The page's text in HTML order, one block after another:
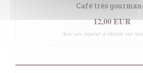
Café très
12,00 EUR
Avec une liqueur à choisir sur